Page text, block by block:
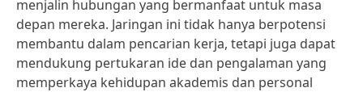
menjalin hubungan yang bermanfaat untuk masa
depan mereka. Jaringan ini tidak hanya berpotensi
membantu dalam pencarian kerja, tetapi juga dapat
mendukung pertukaran ide dan pengalaman yang
memperkaya kehidupan akademis dan personal